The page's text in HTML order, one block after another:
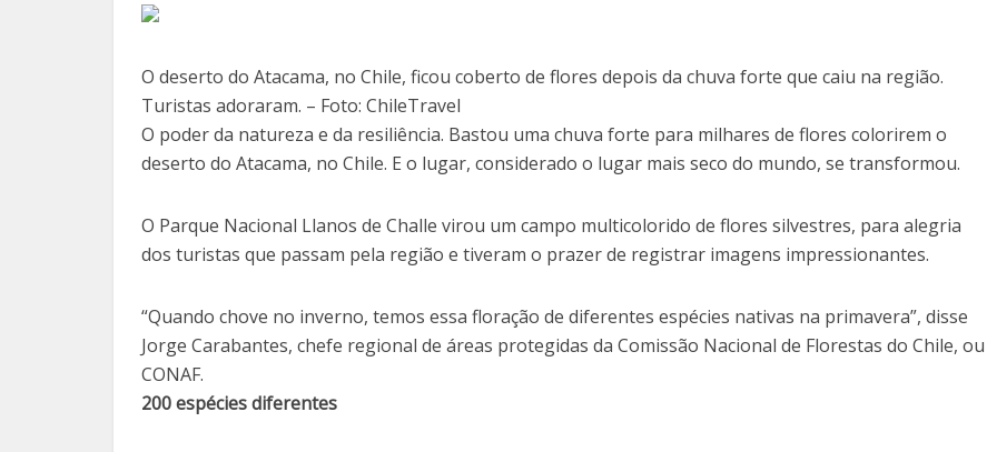
O deserto do Atacama, no Chile, ficou coberto de flores depois da chuva forte que caiu na região.
Turistas adoraram. – Foto: ChileTravel
O poder da natureza e da resiliência. Bastou uma chuva forte para milhares de flores colorirem o
deserto do Atacama, no Chile. E o lugar, considerado o lugar mais seco do mundo, se transformou.
O Parque Nacional Llanos de Challe virou um campo multicolorido de flores silvestres, para alegria
dos turistas que passam pela região e tiveram o prazer de registrar imagens impressionantes.
“Quando chove no inverno, temos essa floração de diferentes espécies nativas na primavera”, disse
Jorge Carabantes, chefe regional de áreas protegidas da Comissão Nacional de Florestas do Chile, ou
CONAF.
200 espécies diferentes